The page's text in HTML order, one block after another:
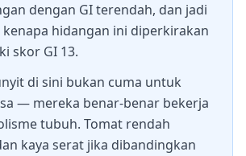
dengan GI terendah, dan jadi
hidangan ini diperkirakan
skor GI 13.
di sini bukan cuma untuk
— mereka benar-benar bekerja
tubuh. Tomat rendah
kaya serat jika dibandingkan